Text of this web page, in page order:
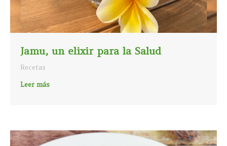
Jamu, un elixir para la Salud
Recetas
Leer más